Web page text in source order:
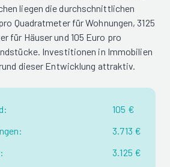
liegen die durchschnittlichen
Quadratmeter für Wohnungen, 3125
für Häuser und 105 Euro pro
Investitionen in Immobilien
dieser Entwicklung attraktiv.
105 €
3.713 €
3.125 €